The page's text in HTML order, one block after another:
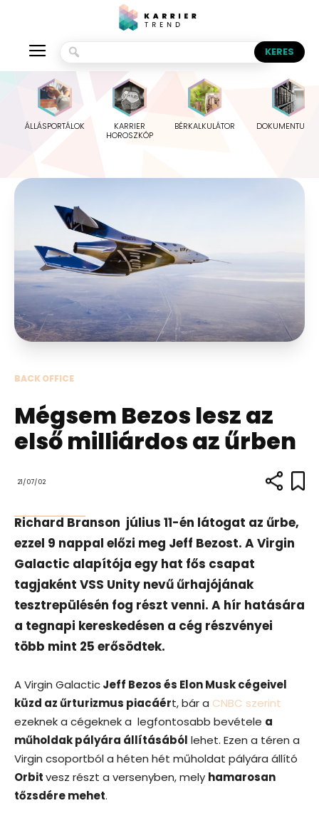
ÁLLÁSPORTÁLOK
KARRIER
HOROSZKÓP
BÉRKALKULÁTOR
BACK OFFICE
Mégsem Bezos lesz az
első milliárdos az űrben
21/07/02
Richard Branson július 11-én látogat az űrbe,
ezzel 9 nappal előzi meg Jeff Bezost. A Virgin
Galactic alapítója egy hat fős csapat
tagjaként VSS Unity nevű űrhajójának
tesztrepülésén fog részt venni. A hír hatására
a tegnapi kereskedésen a cég részvényei
több mint 25 erősödtek.
A Virgin GalacticJeff Bezos és Elon Musk cégeivel
küzd az űrturizmus piacáért, bár a CNBC szerint
ezeknek a cégeknek a legfontosabb bevétele a
műholdak pályára állításából lehet. Ezen a téren a
Virgin csoportból a héten hét műholdat pályára állító
Orbitvesz részt a versenyben, mely hamarosan
tőzsdére mehet.